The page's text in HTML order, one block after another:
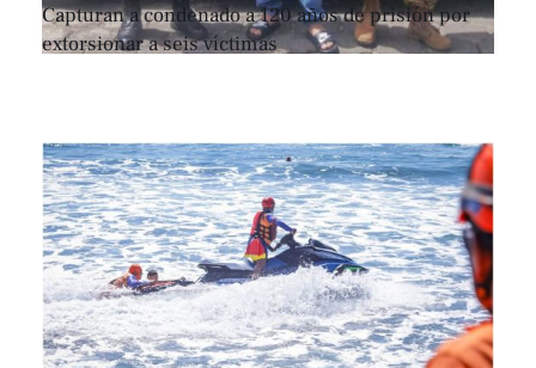
Capturan a condenado a 120 años de prisión por
extorsionar a seis víctimas